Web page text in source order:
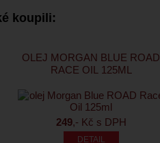
koupili:
OLEJ MORGAN BLUE ROAD
RACE OIL 125ML
249,- Kč s DPH